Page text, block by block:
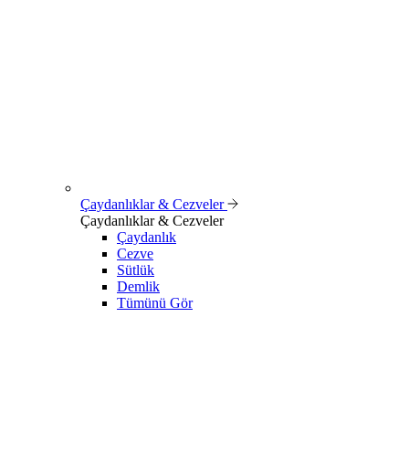
Çaydanlıklar & Cezveler
Çaydanlıklar & Cezveler
Çaydanlık
Cezve
Sütlük
Demlik
Tümünü Gör